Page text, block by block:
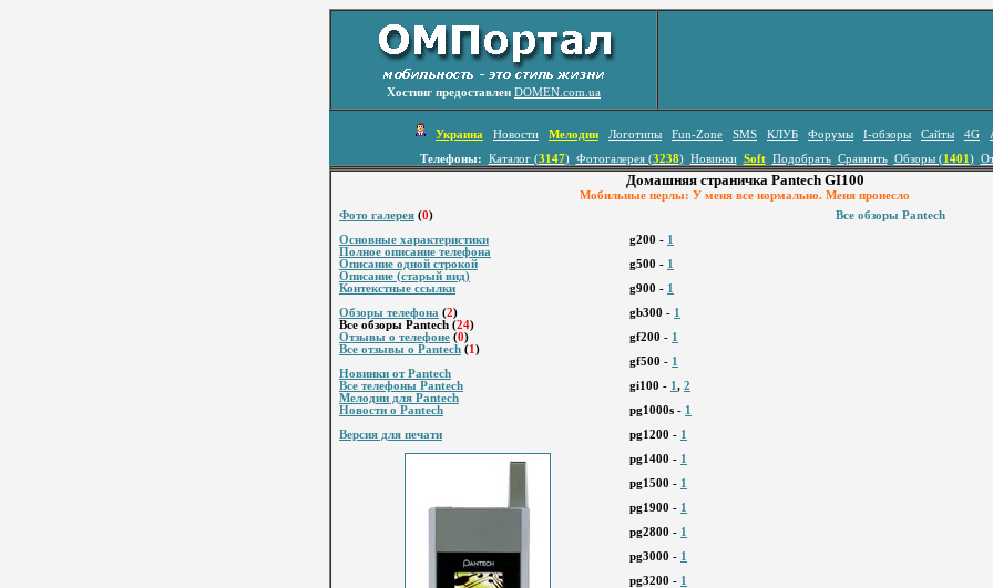
Хостинг предоставлен DOMEN.com.ua
Украина Новости Мелодии Логотипы Fun-Zone SMS КЛУБ Форумы I-обзоры Сайты 4G
Телефоны:
Каталог (3147) Фотогалерея (3238) Новинки Soft Подобрать Сравнить Обзоры (1401 )
Домашняя страничка Pantech GI100
Мобильные перлы: У меня все нормально. Меня пронесло
Фото галерея (0)
Основные характеристики
Полное описание телефона
Описание одной строкой
Описание (старый вид)
Контекстные ссылки
Обзоры телефона (2)
Все обзоры Pantech (24)
Отзывы о телефоне (0)
Все отзывы о Pantech (1 )
Новинки от Pantech
Все телефоны Pantech
Мелодии для Pantech
Новости о Pantech
Версия для печати
Все обзоры Pantech
g200 - 1
g500 - 1
g900 - 1
gb300 - 1
gf200 - 1
gf500 - 1
gi100 - 1 , 2
pg1000s - 1
pg1200 - 1
pg1400 - 1
pg1500 - 1
pg1900 - 1
pg2800 - 1
pg3000 - 1
pg3200 - 1